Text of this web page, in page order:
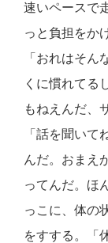
速いペースで
っと負担をか
「おれはそ
くに慣れてる
もねえんだ、
「話を聞いて
んだ。おまえ
ってんだ。ほ
っこに、体の
をすする。「